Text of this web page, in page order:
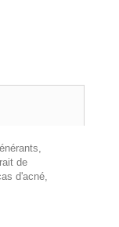
de
d'acné,